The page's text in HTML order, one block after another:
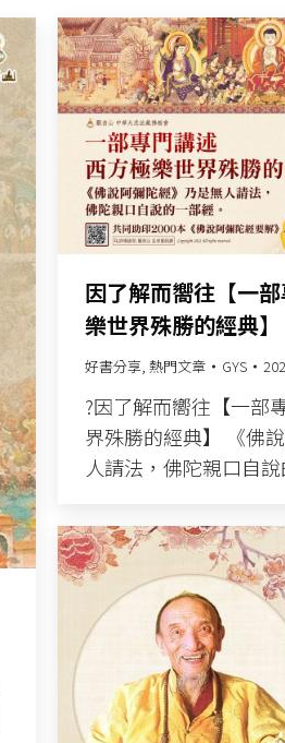
因了解而嚮往【一
樂世界殊勝的經典】
好書分享, 熱門文章 GYS
?因了解而嚮往【一部
界殊勝的經典】 《佛
人請法，佛陀親口自